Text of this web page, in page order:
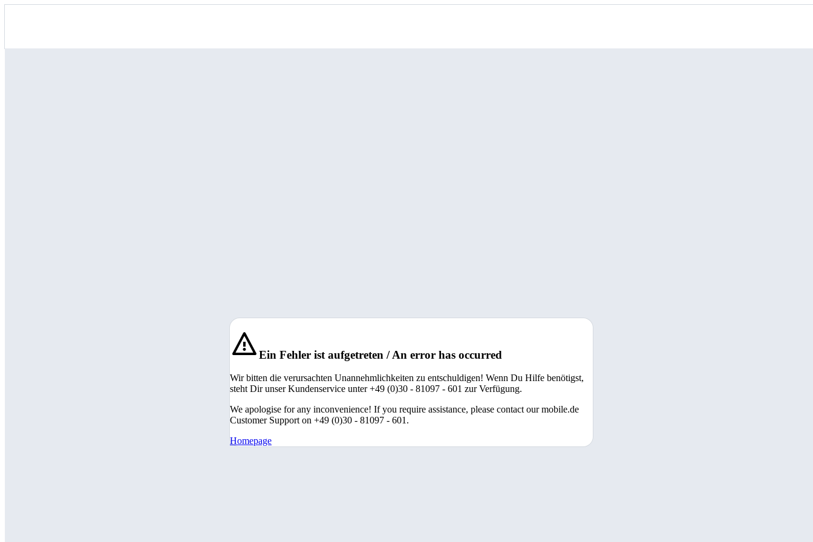
Ein Fehler ist aufgetreten / An error has occurred
Wir bitten die verursachten Unannehmlichkeiten zu entschuldigen! Wenn Du Hilfe benötigst,
steht Dir unser Kundenservice unter +49 (0)30 - 81097 - 601 zur Verfügung.
We apologise for any inconvenience! If you require assistance, please contact our mobile.de
Customer Support on +49 (0)30 - 81097 - 601.
Homepage